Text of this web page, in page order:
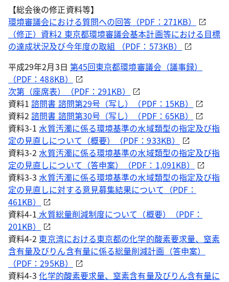
【総会後の修正資料等】
環境審議会における質問への回答（PDF：271KB）
（修正）資料2 東京都環境審議会基本計画等における目標
の達成状況及び今年度の取組 （PDF：573KB）
平成29年2月3日 第45回東京都環境審議会（議事録）
（PDF：488KB）
次第（座席表）（PDF：291KB）
資料1諮問書 諮問第29号（写し）（PDF：15KB）
資料2諮問書 諮問第30号（写し）（PDF：65KB）
資料3-1水質汚濁に係る環境基準の水域類型の指定及び指
定の見直しについて（概要）（PDF：933KB）
資料3-2水質汚濁に係る環境基準の水域類型の指定及び指
定の見直しについて（答申案）（PDF：1,091KB）
資料3-3水質汚濁に係る環境基準の水域類型の指定及び指
定の見直しに対する意見募集結果について（PDF：
461KB）
資料4-1 水質総量削減制度について（概要）（PDF：
201KB）
資料4-2 東京湾における東京都の化学的酸素要求量、窒素
含有量及びりん含有量に係る総量削減計画（答申案）
（PDF：295KB）
資料4-3化学的酸素要求量、窒素含有量及びりん含有量に